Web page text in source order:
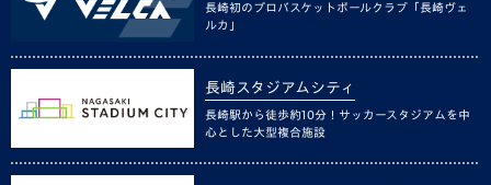
長崎初のプロバスケットボールクラブ「長崎ヴェ
ルカ」
長崎スタジアムシティ
長崎駅から徒歩約10分！サッカースタジアムを中
心とした大型複合施設